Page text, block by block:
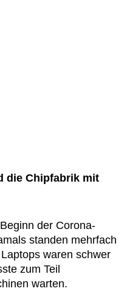
die Chipfabrik mit
der Corona-
standen mehrfach
waren schwer
zum Teil
warten.